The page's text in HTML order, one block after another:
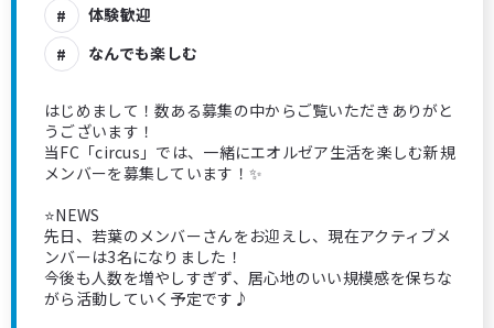
体験歓迎
なんでも楽しむ
はじめまして！数ある募集の中からご覧いただきありがと
うございます！
当FC「circus」では、一緒にエオルゼア生活を楽しむ新規
メンバーを募集しています！✨
⭐️NEWS
先日、若葉のメンバーさんをお迎えし、現在アクティブメ
ンバーは3名になりました！
今後も人数を増やしすぎず、居心地のいい規模感を保ちな
がら活動していく予定です♪